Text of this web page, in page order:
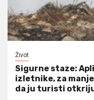
Život
Sigurne staze:
izletnike, za
da ju turisti